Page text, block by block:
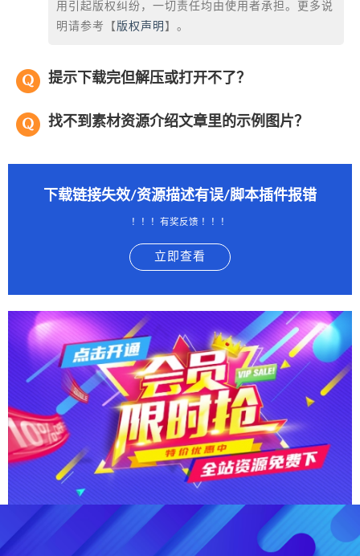
用引起版权纠纷，一切责任均由使用者承担。更多说
明请参考【 版权声明 】。
提示下载完但解压或打开不了？
找不到素材资源介绍文章里的示例图片？
下载链接失效/资源描述有误/脚本插件报错
！！！有奖反馈 ！！！
立即查看